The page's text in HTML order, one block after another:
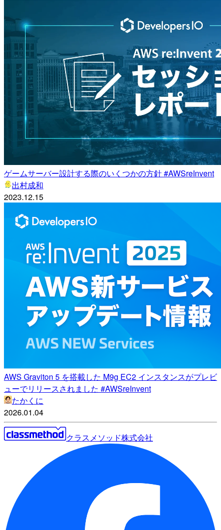
ゲームサーバー設計する際のいくつかの方針 #AWSreInvent
出村成和
2023.12.15
AWS Graviton 5 を搭載した M9g EC2 インスタンスがプレビ
ューでリリースされました #AWSreInvent
たかくに
2026.01.04
クラスメソッド株式会社